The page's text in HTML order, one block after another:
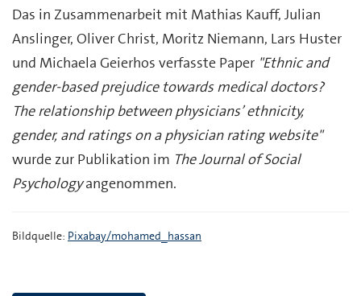
Das in Zusammenarbeit mit Mathias Kauff, Julian
Anslinger, Oliver Christ, Moritz Niemann, Lars Huster
und Michaela Geierhos verfasste Paper "Ethnic and
gender-based prejudice towards medical doctors?
The relationship between physicians’ ethnicity,
gender, and ratings on a physician rating website"
wurde zur Publikation im The Journal of Social
Psychologyangenommen.
Bildquelle: Pixabay/mohamed_hassan